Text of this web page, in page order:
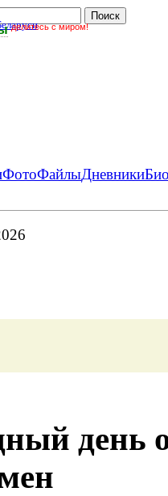
делитесь с миром!
ФотоФайлыДневники
день